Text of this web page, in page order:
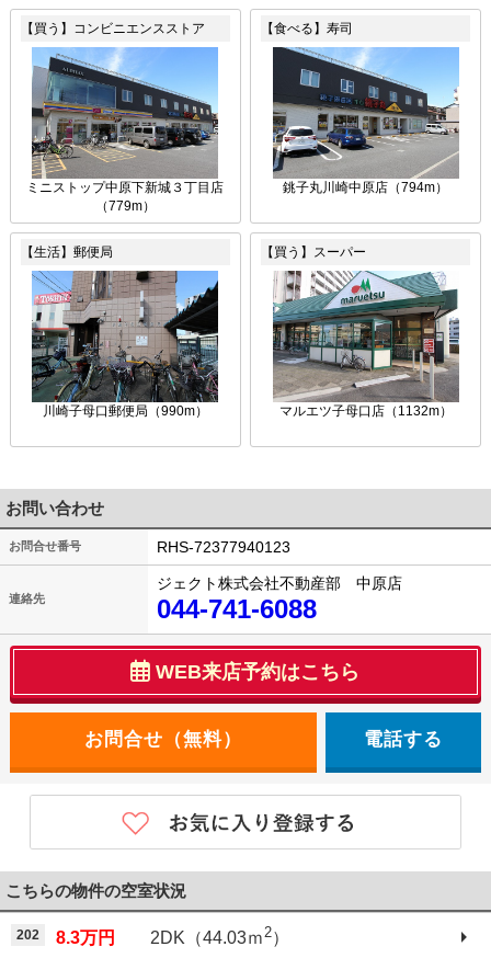
【買う】コンビニエンスストア
ミニストップ中原下新城３丁目店
（779m）
【食べる】寿司
銚子丸川崎中原店（794m）
【生活】郵便局
川崎子母口郵便局（990m）
【買う】スーパー
マルエツ子母口店（1132m）
お問い合わせ
お問合せ番号 RHS-72377940123
連絡先
ジェクト株式会社不動産部 中原店
044-741-6088
WEB来店予約はこちら
電話する
こちらの物件の空室状況
202 8.3万円 2DK（44.03ｍ2）